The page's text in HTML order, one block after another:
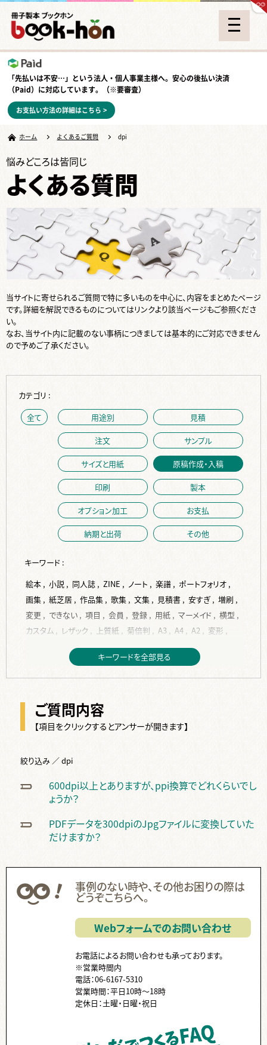
「先払いは不安…」という法人・個人事業主様へ。安心の後払い決済
（Paid） に対応しています。（※要審査）
お支払い方法の詳細はこちら >
ホーム よくあるご質問 dpi
悩みどころは皆同じ
よくある質問
当サイトに寄せられるご質問で特に多いものを中心に、内容をまとめたページ
です。詳細を解説できるものについてはリンクより該当ページもご参照くださ
い。
なお、当サイト内に記載のない事柄につきましては基本的にご対応できません
ので予めご了承ください。
カテゴリ :
全て
用途別 見積
注文 サンプル
サイズと用紙 原稿作成・入稿
印刷 製本
オプション加工 お支払
納期と出荷 その他
キーワード :
絵本 , 小説 , 同人誌 , ZINE , ノート , 楽譜 , ポートフォリオ ,
画集 , 紙芝居 , 作品集 , 歌集 , 文集 , 見積書 , 安すぎ , 増刷 ,
変更 , できない , 項目 , 会員 , 登録 , 用紙 , マーメイド , 横型 ,
カスタム , レザック , 上質紙 , 菊倍判 , A3 , A4 , A2 , 変形 ,
トレーシングペーパー ,B6 ,ISO216 ,
作成 , 入稿 , PDF ,背表紙 ,背幅 ,
計算 ,
Indesign ,フォント ,サイズ ,再入稿 ,単ページ ,データ ,
写真 ,ページ ,テンプレート ,
裏表紙 ,デザイン ,ppi ,換算 ,トンボ , 余白 ,差し替え ,
2段組 ,
画像 ,
タイトル ,白紙 ,カラー ,オリジナル , 色 ,オンデマンド ,
オフセット ,金 ,
中綴じ ,
フランス装 ,
左綴じ ,まとめて , くるみ製本 , 手製本 , PP , カバー ,帯 ,
停止中 , 伝票 , 送り主 , ISBN ,
代行 ,ダウンロード ,国会図書館 , ケース入り ,個別包装 ,
キーワードを全部見る
ご質問内容
【項目をクリックするとアンサーが開きます】
絞り込み ／ dpi
600dpi以上とありますが、ppi換算でどれくらいでし
ょうか？
PDFデータを300dpiのJpgファイルに変換していた
だけますか？
事例のない時や、その他お困りの際は
どうぞこちらへ。
Webフォームでのお問い合わせ
お電話によるお問い合わせも承っております。
※営業時間内
電話：06-6167-5310
営業時間：平日10時～18時
定休日：土曜・日曜・祝日